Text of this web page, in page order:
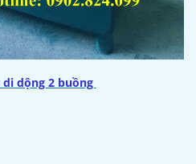
di dộng 2 buồng